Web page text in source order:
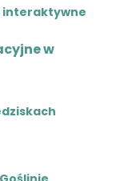
interaktywne
w